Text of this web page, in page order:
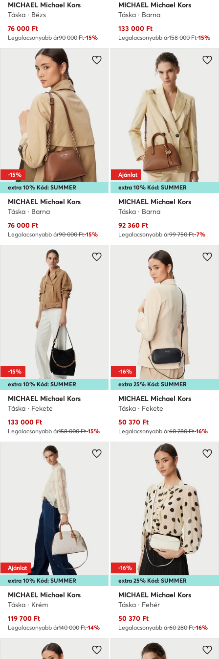
MICHAEL Michael Kors
Táska · Bézs
Aktuális ár
76 000 Ft
Legalacsonyabb ár90 000 Ft-15%
MICHAEL Michael Kors
Táska · Barna
Aktuális ár
133 000 Ft
Legalacsonyabb ár158 000 Ft-15%
extra 10% Kód: SUMMER
-15%
MICHAEL Michael Kors
Táska · Barna
Aktuális ár
76 000 Ft
Legalacsonyabb ár90 000 Ft-15%
extra 10% Kód: SUMMER
Ajánlat
MICHAEL Michael Kors
Táska · Barna
Aktuális ár
92 360 Ft
Legalacsonyabb ár99 750 Ft-7%
extra 10% Kód: SUMMER
-15%
MICHAEL Michael Kors
Táska · Fekete
Aktuális ár
133 000 Ft
Legalacsonyabb ár158 000 Ft-15%
extra 25% Kód: SUMMER
-16%
MICHAEL Michael Kors
Táska · Fekete
Aktuális ár
50 370 Ft
Legalacsonyabb ár60 280 Ft-16%
extra 10% Kód: SUMMER
Ajánlat
MICHAEL Michael Kors
Táska · Krém
Aktuális ár
119 700 Ft
Legalacsonyabb ár140 000 Ft-14%
extra 25% Kód: SUMMER
-16%
MICHAEL Michael Kors
Táska · Fehér
Aktuális ár
50 370 Ft
Legalacsonyabb ár60 280 Ft-16%